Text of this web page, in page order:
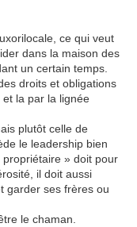
ce qui veut
dans la maison des
un certain temps.
droits et obligations
la par la lignée
plutôt celle de
le leadership bien
» doit pour
il doit aussi
garder ses frères ou
le chaman.